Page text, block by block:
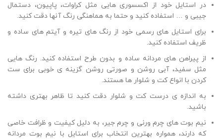
در استایل خود از اکسسوری هایی مثل کراوات، پاپیون، دستمال
جیبی و … استفاده کنید و حتما به هماهنگی رنگ آنها دقت کنید.
برای استایل های رسمی خود از رنگ های تیره و آیتم های ساده و
ظریف استفاده کنید.
از پیراهن های مردانه ساده و بدون طرح استفاده کنید. رنگ هایی
مثل سفید، آبی روشن و صورتی روشن گزینه ی خوبی برای ست
کردن با انواع کت و شلوار ها هستند.
به اندازه ی درست کت و شلوار دقت کنید تا ظاهر بهتری داشته
باشید.
نیم بوت های چرم ورنی و چرم جیر، به دلیل کیفیت و ظرافت خاصی
که دارند، همواره بهترین انتخاب برای استایل با نیم بوت مردانه